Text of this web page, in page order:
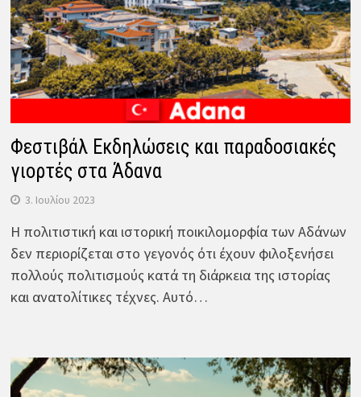
Φεστιβάλ Εκδηλώσεις και παραδοσιακές
γιορτές στα Άδανα
3. Ιουλίου 2023
Η πολιτιστική και ιστορική ποικιλομορφία των Αδάνων
δεν περιορίζεται στο γεγονός ότι έχουν φιλοξενήσει
πολλούς πολιτισμούς κατά τη διάρκεια της ιστορίας
και ανατολίτικες τέχνες. Αυτό…